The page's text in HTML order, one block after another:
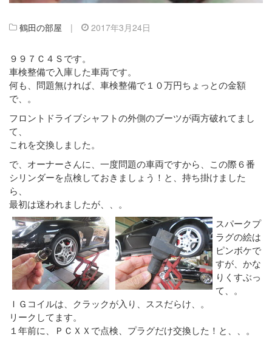
鶴田の部屋 | 2017年3月24日
９９７Ｃ４Ｓです。
車検整備で入庫した車両です。
何も、問題無ければ、車検整備で１０万円ちょっとの金額
で、。
フロントドライブシャフトの外側のブーツが両方破れてまし
て、
これを交換しました。
で、オーナーさんに、一度問題の車両ですから、この際６番
シリンダーを点検しておきましょう！と、持ち掛けました
ら、
最初は迷われましたが、、。
スパークプ
ラグの絵は
ピンボケで
すが、かな
りくすぶっ
て、。
ＩＧコイルは、クラックが入り、ススだらけ、。
リークしてます。
１年前に、ＰＣＸＸで点検、プラグだけ交換した！と、、。